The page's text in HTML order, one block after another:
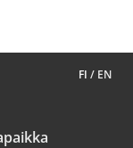
FI / EN